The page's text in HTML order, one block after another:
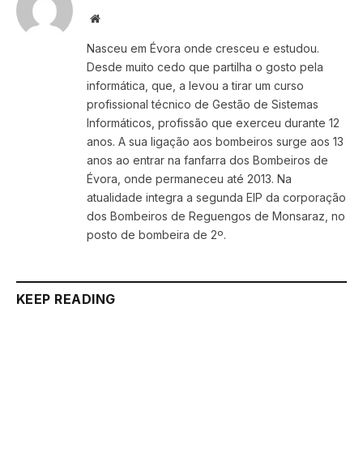
Website
Nasceu em Évora onde cresceu e estudou.
Desde muito cedo que partilha o gosto pela
informática, que, a levou a tirar um curso
profissional técnico de Gestão de Sistemas
Informáticos, profissão que exerceu durante 12
anos. A sua ligação aos bombeiros surge aos 13
anos ao entrar na fanfarra dos Bombeiros de
Évora, onde permaneceu até 2013. Na
atualidade integra a segunda EIP da corporação
dos Bombeiros de Reguengos de Monsaraz, no
posto de bombeira de 2º.
KEEP READING